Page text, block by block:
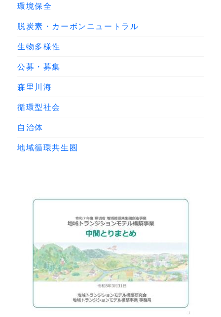
環境保全
脱炭素・カーボンニュートラル
生物多様性
公募・募集
森里川海
循環型社会
自治体
地域循環共生圏